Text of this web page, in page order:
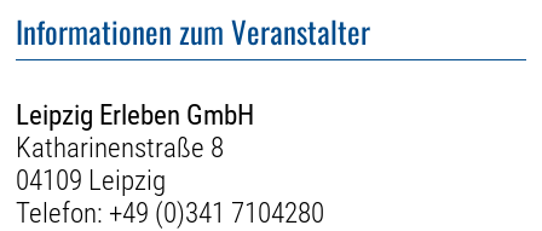
Informationen zum Veranstalter
Leipzig Erleben GmbH
Katharinenstraße 8
04109 Leipzig
Telefon: +49 (0)341 7104280